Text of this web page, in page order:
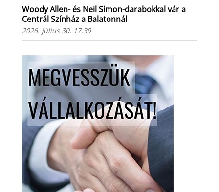
Woody Allen- és Neil Simon-darabokkal vár a
Centrál Színház a Balatonnál
2026. július 30. 17:39